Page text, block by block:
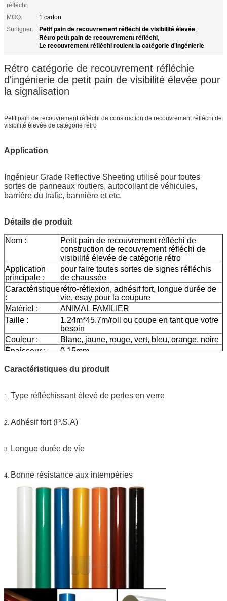
réfléchi:
MOQ:
1 carton
Surligner:
Petit pain de recouvrement réfléchi de visibilité élevée,
Rétro petit pain de recouvrement réfléchi,
Le recouvrement réfléchi roulent la catégorie d'ingénierie
Rétro catégorie de recouvrement réfléchie
d'ingénierie de petit pain de visibilité élevée pour
la signalisation
Petit pain de recouvrement réfléchi de construction de recouvrement réfléchi de
visibilité élevée de catégorie rétro
Application
Ingénieur Grade Reflective Sheeting utilisé pour toutes
sortes de panneaux routiers, autocollant de véhicules,
barrière du trafic, bannière et etc.
Détails de produit
Nom :
Petit pain de recouvrement réfléchi de
construction de recouvrement réfléchi de
visibilité élevée de catégorie rétro
Application
principale :
pour faire toutes sortes de signes réfléchis
de chaussée
Caractéristique
:
rétro-réflexion, adhésif fort, longue durée de
vie, esay pour la coupure
Matériel :
ANIMAL FAMILIER
Taille :
1.24m*45.7m/roll ou coupe en tant que votre
besoin
Couleur :
Blanc, jaune, rouge, vert, bleu, orange, noire
Épaisseur :
0.15mm
libération :
Échantillon :
le fret de moment d'aperçu gratuit se
Caractéristiques du produit
1. Type réfléchissant élevé de perles en verre
2. Adhésif fort (P.S.A)
3. Longue durée de vie
4. Bonne résistance aux intempéries